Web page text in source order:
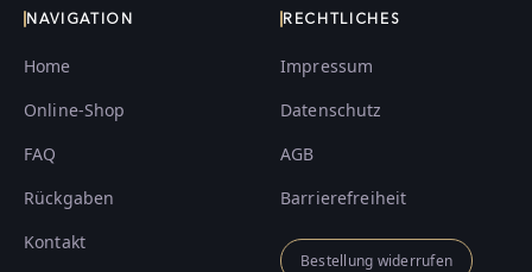
NAVIGATION
Home
Online-Shop
FAQ
Rückgaben
Kontakt
RECHTLICHES
Impressum
Datenschutz
AGB
Barrierefreiheit
Bestellung widerrufen